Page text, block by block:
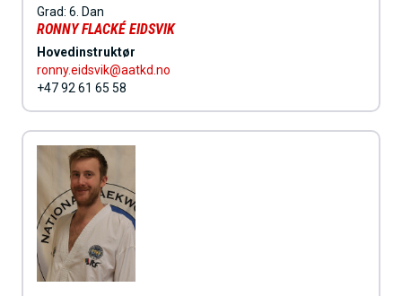
Grad: 6. Dan
RONNY FLACKÉ EIDSVIK
Hovedinstruktør
ronny.eidsvik@aatkd.no
+47 92 61 65 58